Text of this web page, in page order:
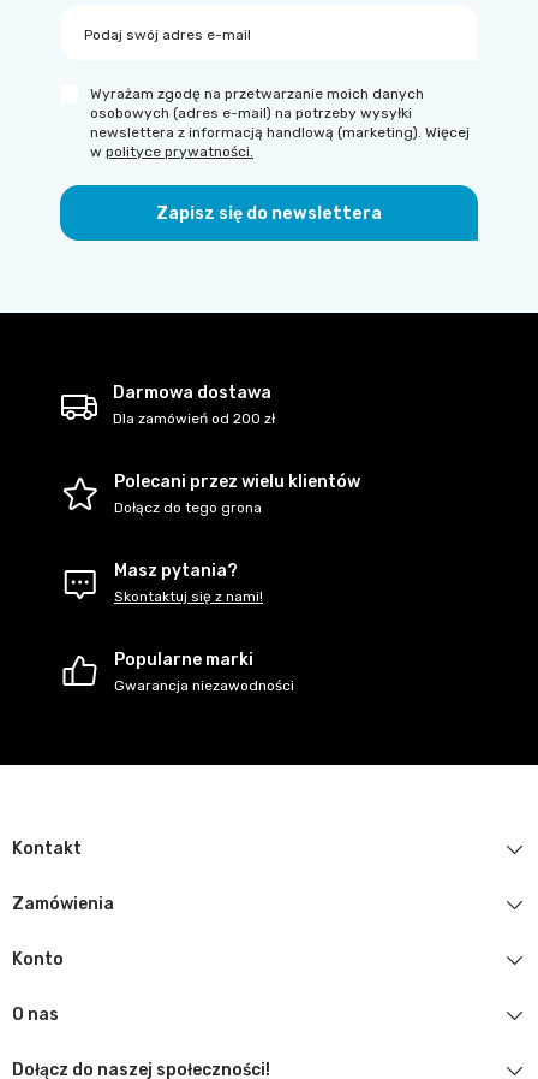
Podaj swój adres e-mail
Zapisz się do newslettera
Wyrażam zgodę na przetwarzanie moich danych
osobowych (adres e-mail) na potrzeby wysyłki
newslettera z informacją handlową (marketing). Więcej
w polityce prywatności.
Darmowa dostawa
Dla zamówień od 200 zł
Polecani przez wielu klientów
Dołącz do tego grona
Masz pytania?
Skontaktuj się z nami!
Popularne marki
Gwarancja niezawodności
Kontakt
Zamówienia
Konto
O nas
Dołącz do naszej społeczności!